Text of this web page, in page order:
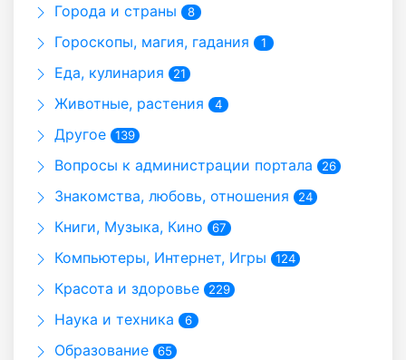
Города и страны 8
Гороскопы, магия, гадания 1
Еда, кулинария 21
Животные, растения 4
Другое 139
Вопросы к администрации портала 26
Знакомства, любовь, отношения 24
Книги, Музыка, Кино 67
Компьютеры, Интернет, Игры 124
Красота и здоровье 229
Наука и техника 6
Образование 65